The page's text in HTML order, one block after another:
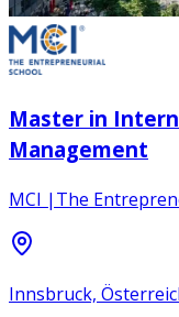
Master in
Management
MCI |The
Innsbruck,